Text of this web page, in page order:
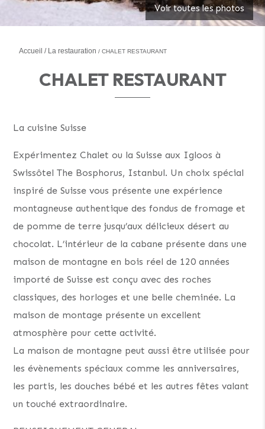
Voir toutes les photos
Accueil La restauration CHALET RESTAURANT
CHALET RESTAURANT
La cuisine Suisse
Expérimentez Chalet ou la Suisse aux Igloos à
Swissôtel The Bosphorus, Istanbul. Un choix spécial
inspiré de Suisse vous présente une expérience
montagneuse authentique des fondus de fromage et
de pomme de terre jusqu’aux délicieux désert au
chocolat. L’intérieur de la cabane présente dans une
maison de montagne en bois réel de 120 années
importé de Suisse est conçu avec des roches
classiques, des horloges et une belle cheminée. La
maison de montage présente un excellent
atmosphère pour cette activité.
La maison de montagne peut aussi être utilisée pour
les évènements spéciaux comme les anniversaires,
les partis, les douches bébé et les autres fêtes valant
un touché extraordinaire.